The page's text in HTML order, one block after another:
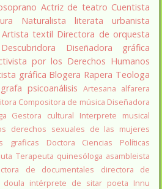
Actriz de teatro Cuentista
Naturalista literata
urbanista
Artista textil Directora de orquesta
Descubridora
Diseñadora gráfica
por los Derechos Humanos
gráfica Blogera Rapera Teologa
psicoanálisis Artesana alfarera
Compositora de música Diseñadora
Gestora cultural
Interprete musical
derechos sexuales de las mujeres
graficas
Doctora Ciencias Políticas
Terapeuta quinesóloga asambleista
de documentales
directora de
doula intérprete de sitar poeta Innu